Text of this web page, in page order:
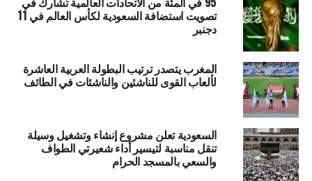
تصويت استضافة السعودية لكأس العالم في 11
دجنبر
المغرب يتصدر ترتيب البطولة العربية العاشرة
لألعاب القوى للناشئين والناشئات في الطائف
السعودية تعلن مشروع إنشاء وتشغيل وسيلة
تنقل مناسبة لتيسير أداء شعيرتي الطواف
والسعي بالمسجد الحرام